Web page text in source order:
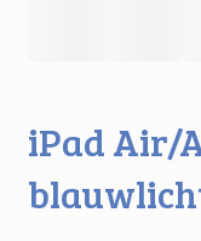
iPad Air/